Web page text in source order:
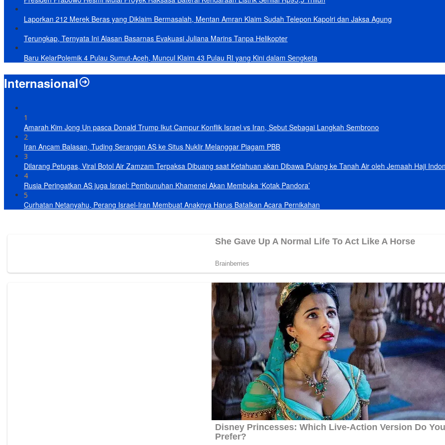
Laporkan 212 Merek Beras yang Diklaim Bermasalah, Mentan Amran Klaim Sudah Telepon Kapolri dan Jaksa Agung
Terungkap, Ternyata Ini Alasan Basarnas Evakuasi Juliana Marins Tanpa Helikopter
Baru KelarPolemik 4 Pulau Sumut-Aceh, Muncul Klaim 43 Pulau RI yang Kini dalam Sengketa
Internasional
1
Amarah Kim Jong Un pasca Donald Trump Ikut Campur Konflik Israel vs Iran, Sebut Sebagai Langkah Sembrono
2
Iran Ancam Balasan, Tuding Serangan AS ke Situs Nuklir Melanggar Piagam PBB
3
Dilarang Petugas, Viral Botol Air Zamzam Terpaksa Dibuang saat Ketahuan akan Dibawa Pulang ke Tanah Air oleh Jemaah Haji
4
Rusia Peringatkan AS juga Israel: Pembunuhan Khamenei Akan Membuka ‘Kotak Pandora’
5
Curhatan Netanyahu, Perang Israel-Iran Membuat Anaknya Harus Batalkan Acara Pernikahan